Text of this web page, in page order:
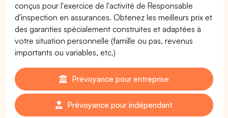
conçus pour l'exercice de l'activité de Responsable
d'inspection en assurances. Obtenez les meilleurs prix et
des garanties spécialement construites et adaptées à
votre situation personnelle (famille ou pas, revenus
importants ou variables, etc.)
Prévoyance pour entreprise
Prévoyance pour indépendant